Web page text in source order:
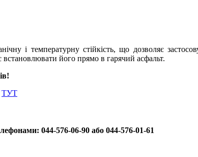
і температурну стійкість, що дозволяє
його прямо в гарячий асфальт.
ТУТ
044-576-06-90 або 044-576-01-61